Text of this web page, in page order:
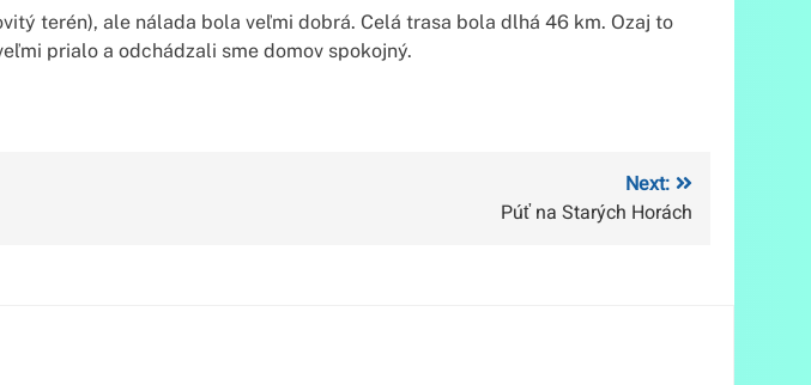
terén), ale nálada bola veľmi dobrá. Celá trasa bola dlhá 46 km. Ozaj to
prialo a odchádzali sme domov spokojný.
Next:
Púť na Starých Horách